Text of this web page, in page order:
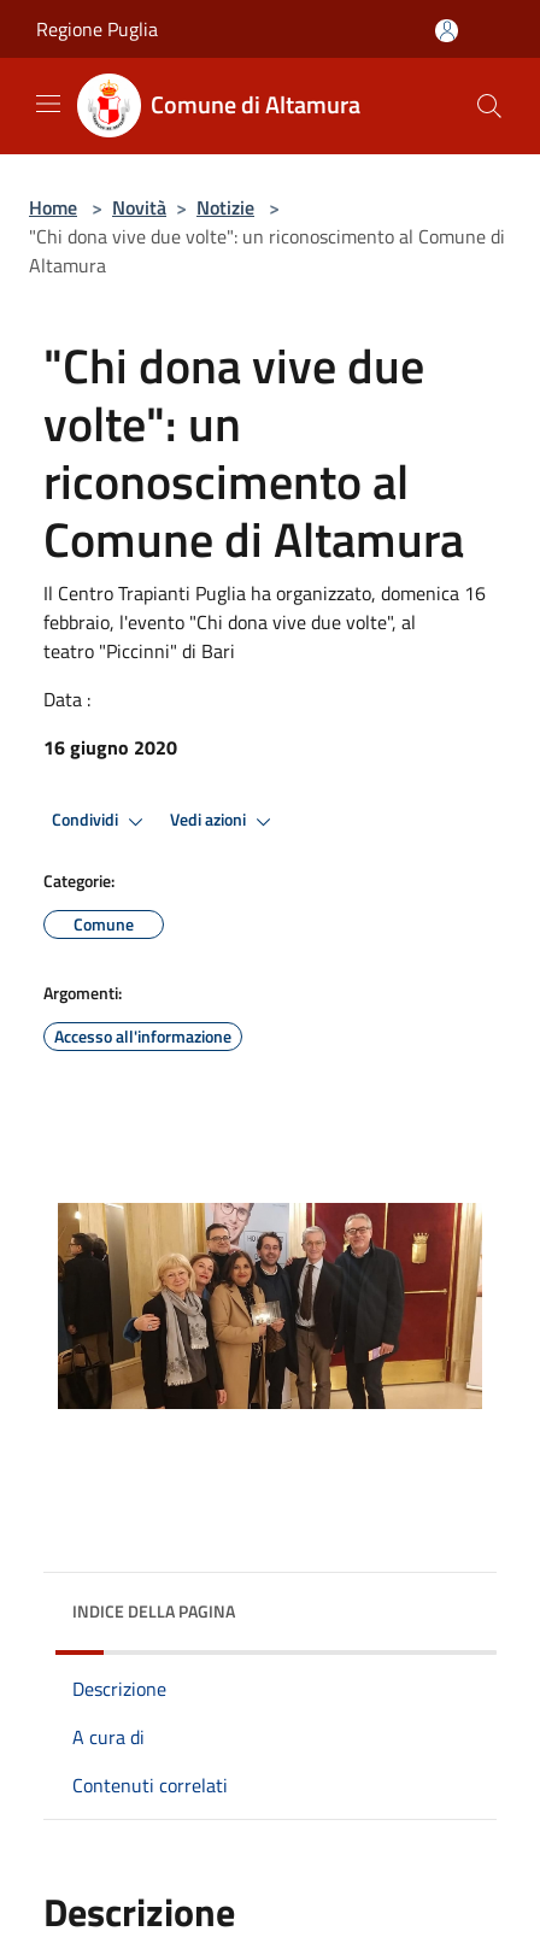
Regione Puglia
Comune di Altamura
Home > Novità > Notizie >
"Chi dona vive due volte": un riconoscimento al Comune di
Altamura
"Chi dona vive due
volte": un
riconoscimento al
Comune di Altamura
Il Centro Trapianti Puglia ha organizzato, domenica 16
febbraio, l'evento "Chi dona vive due volte", al
teatro "Piccinni" di Bari
Data :
16 giugno 2020
Condividi Vedi azioni
Categorie:
Comune
Argomenti:
Accesso all'informazione
INDICE DELLA PAGINA
Descrizione
A cura di
Contenuti correlati
Descrizione